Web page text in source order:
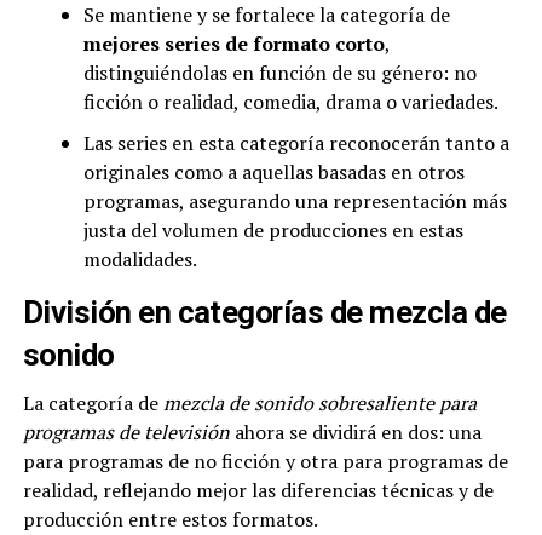
Se mantiene y se fortalece la categoría de
mejores series de formato corto,
distinguiéndolas en función de su género: no
ficción o realidad, comedia, drama o variedades.
Las series en esta categoría reconocerán tanto a
originales como a aquellas basadas en otros
programas, asegurando una representación más
justa del volumen de producciones en estas
modalidades.
División en categorías de mezcla de
sonido
La categoría demezcla de sonido sobresaliente para
programas de televisiónahora se dividirá en dos: una
para programas de no ficción y otra para programas de
realidad, reflejando mejor las diferencias técnicas y de
producción entre estos formatos.